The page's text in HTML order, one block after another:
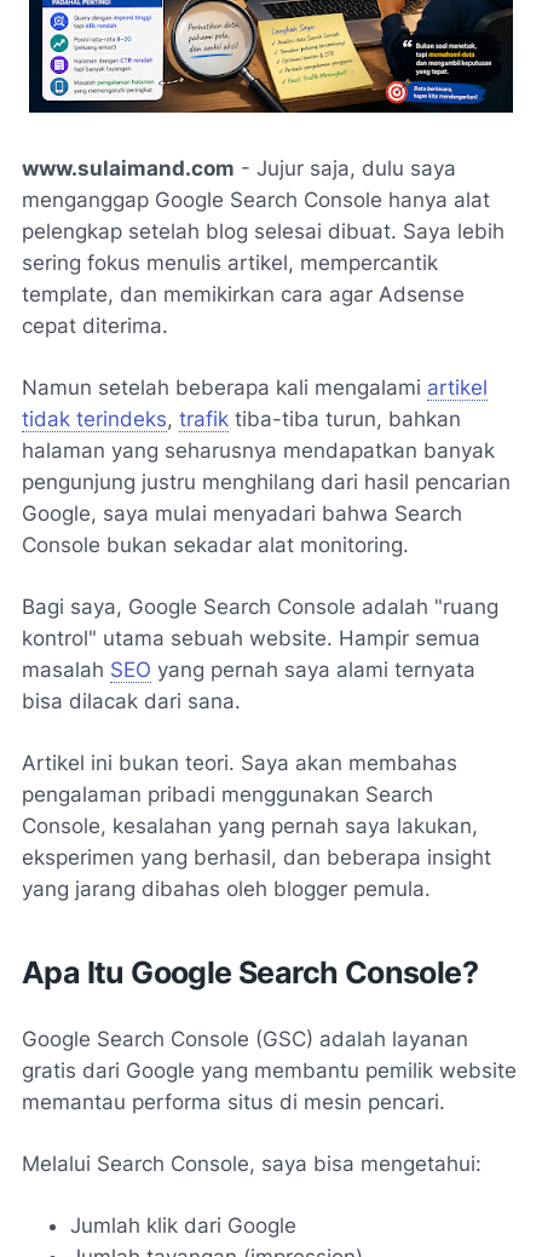
www.sulaimand.com - Jujur saja, dulu saya
menganggap Google Search Console hanya alat
pelengkap setelah blog selesai dibuat. Saya lebih
sering fokus menulis artikel, mempercantik
template, dan memikirkan cara agar Adsense
cepat diterima.
Namun setelah beberapa kali mengalami artikel
tidak terindeks, trafik tiba-tiba turun, bahkan
halaman yang seharusnya mendapatkan banyak
pengunjung justru menghilang dari hasil pencarian
Google, saya mulai menyadari bahwa Search
Console bukan sekadar alat monitoring.
Bagi saya, Google Search Console adalah "ruang
kontrol" utama sebuah website. Hampir semua
masalah SEO yang pernah saya alami ternyata
bisa dilacak dari sana.
Artikel ini bukan teori. Saya akan membahas
pengalaman pribadi menggunakan Search
Console, kesalahan yang pernah saya lakukan,
eksperimen yang berhasil, dan beberapa insight
yang jarang dibahas oleh blogger pemula.
Apa Itu Google Search Console?
Google Search Console (GSC) adalah layanan
gratis dari Google yang membantu pemilik website
memantau performa situs di mesin pencari.
Melalui Search Console, saya bisa mengetahui:
Jumlah klik dari Google